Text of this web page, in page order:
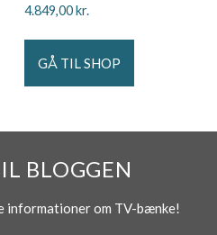
4.849,00kr.
GÅ TIL SHOP
BLOGGEN
informationer om TV-bænke!